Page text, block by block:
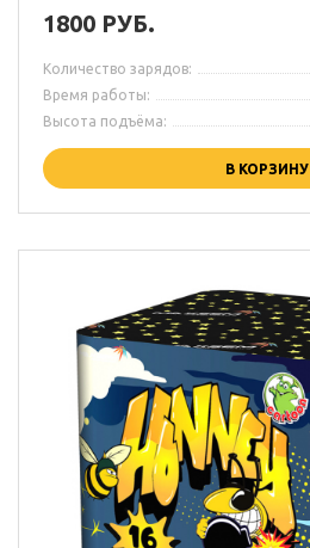
1800 РУБ.
Количество зарядов:
Время работы:
Высота подъёма:
В КОРЗИНУ